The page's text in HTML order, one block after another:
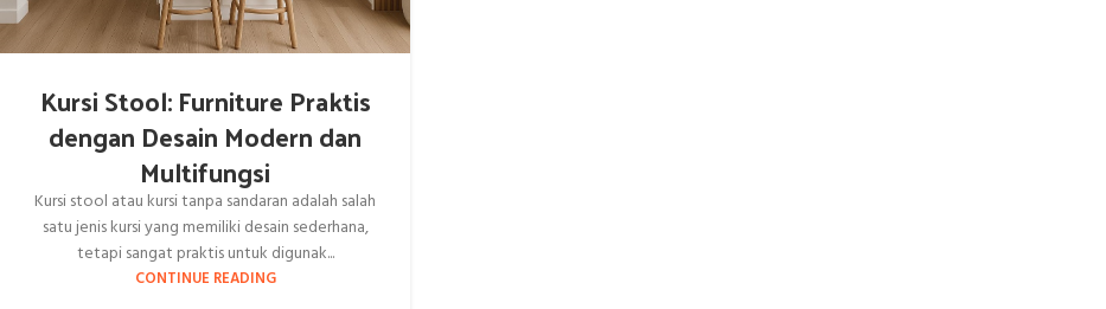
Kursi Stool: Furniture Praktis
dengan Desain Modern dan
Multifungsi
Kursi stool atau kursi tanpa sandaran adalah salah
satu jenis kursi yang memiliki desain sederhana,
tetapi sangat praktis untuk digunak...
CONTINUE READING